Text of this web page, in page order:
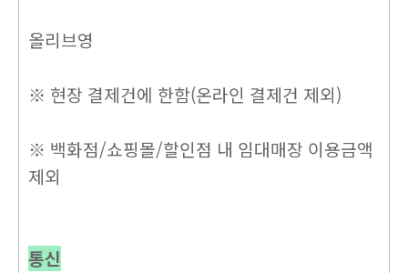
올리브영
※ 현장 결제건에 한함(온라인 결제건 제외)
※ 백화점/쇼핑몰/할인점 내 임대매장 이용금액
제외
통신